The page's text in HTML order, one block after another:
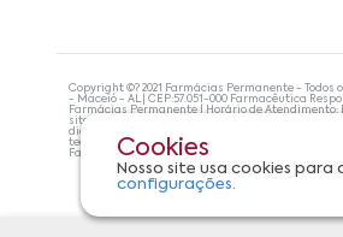
Cookies
Nosso site usa cookies
configurações.
Copyright ©? 2021 Farmácias Permanente - Todos
- Maceió - AL| CEP:57.051-000 Farmacêutica
Farmácias Permanente | Horário de Atendimento:
site não devem ser utilizadas para
diagnosticar problemas de saúde e prescrever o
tecnologias mais avançadas de proteção de
Farmácias Permanente. Todos os pedidos